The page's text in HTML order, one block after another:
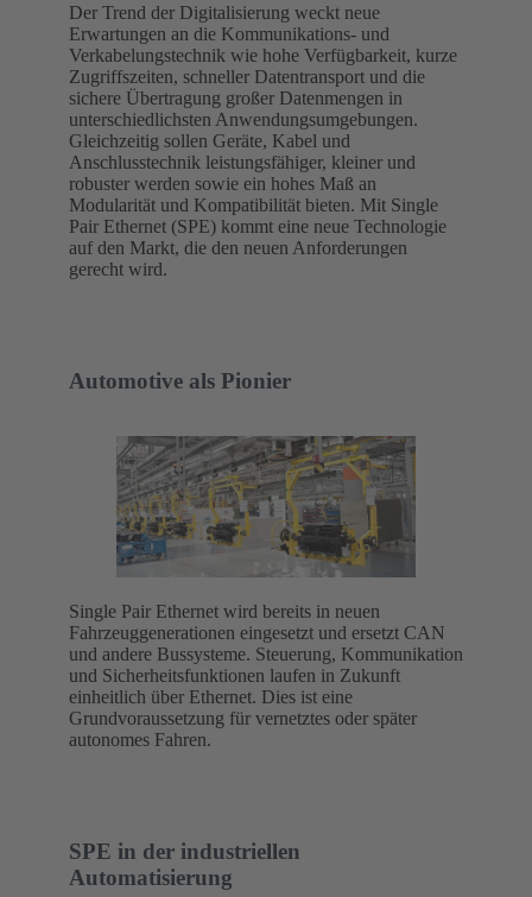
Der Trend der Digitalisierung weckt neue
Erwartungen an die Kommunikations- und
Verkabelungstechnik wie hohe Verfügbarkeit, kurze
Zugriffszeiten, schneller Datentransport und die
sichere Übertragung großer Datenmengen in
unterschiedlichsten Anwendungsumgebungen.
Gleichzeitig sollen Geräte, Kabel und
Anschlusstechnik leistungsfähiger, kleiner und
robuster werden sowie ein hohes Maß an
Modularität und Kompatibilität bieten. Mit Single
Pair Ethernet (SPE) kommt eine neue Technologie
auf den Markt, die den neuen Anforderungen
gerecht wird.
Automotive als Pionier
Single Pair Ethernet wird bereits in neuen
Fahrzeuggenerationen eingesetzt und ersetzt CAN
und andere Bussysteme. Steuerung, Kommunikation
und Sicherheitsfunktionen laufen in Zukunft
einheitlich über Ethernet. Dies ist eine
Grundvoraussetzung für vernetztes oder später
autonomes Fahren.
SPE in der industriellen
Automatisierung